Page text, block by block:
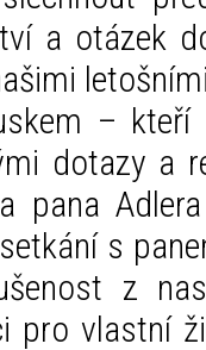
a otázek
–
dotazy a
pana
s
z
pro vlastní